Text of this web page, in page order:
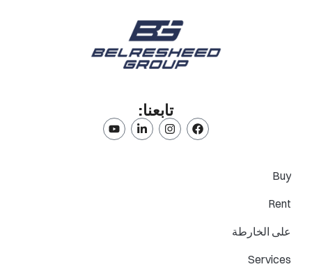
تابعنا:
Buy
Rent
على الخارطة
Services